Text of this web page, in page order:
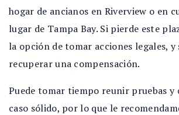
hogar de ancianos en Riverview o en
lugar de Tampa Bay. Si pierde este
la opción de tomar acciones legales,
recuperar una compensación.
Puede tomar tiempo reunir pruebas
caso sólido, por lo que le